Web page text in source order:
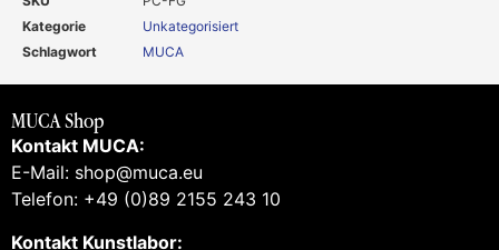
Kategorie
Unkategorisiert
Schlagwort
MUCA
MUCA Shop
Kontakt MUCA:
E-Mail: shop@muca.eu
Telefon: +49 (0)89 2155 243 10
Kontakt Kunstlabor: